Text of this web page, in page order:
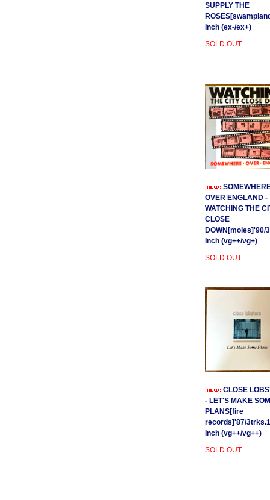
SUPPLY THE
Inch (ex-/ex+)
SOLD OUT
OVER ENGLAND -
WATCHING THE
CLOSE
DOWN[moles]'90/
Inch (vg++/vg+)
SOLD OUT
CLOSE
- LET'S MAKE
PLANS[fire
records]'87/
Inch (vg++/vg++)
SOLD OUT